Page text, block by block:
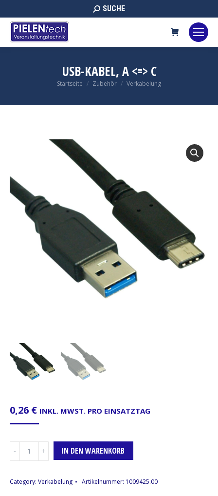
Search:
SUCHE
USB-KABEL, A <=> C
Sie befinden sich hier:
Startseite Zubehör Verkabelung
0,26 € INKL. MWST. PRO EINSATZTAG
C
IN DEN WARENKORB
Category: Verkabelung Artikelnummer: 1009425.00